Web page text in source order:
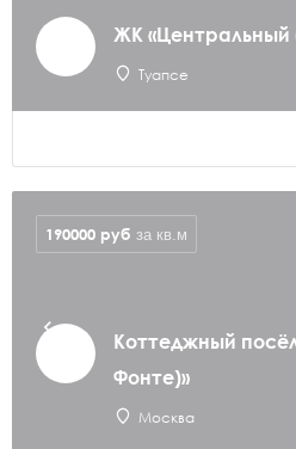
ЖК «Центральный
Туапсе
Коттеджный
Фонте)»
Москва
190000 руб за кв.м